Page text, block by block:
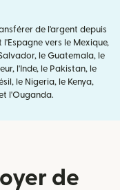
de l'argent depuis
vers le Mexique,
le Guatemala, le
l'Inde, le Pakistan, le
le Nigeria, le Kenya,
l'Ouganda.
de